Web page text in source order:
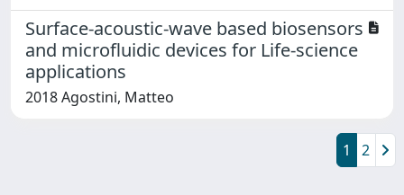
Surface-acoustic-wave based biosensors
and microfluidic devices for Life-science
applications
2018 Agostini, Matteo
1 2